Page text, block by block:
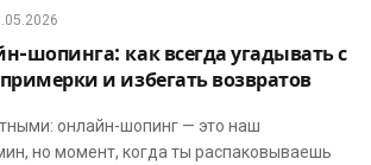
шопинга: как всегда угадывать с
и избегать возвратов
онлайн-шопинг — это наш
но момент, когда ты распаковываешь